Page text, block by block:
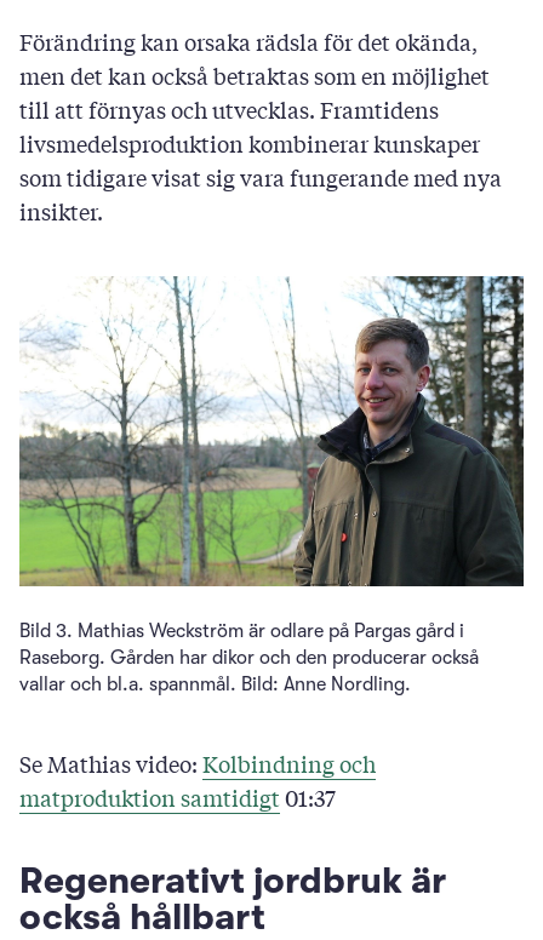
Förändring kan orsaka rädsla för det okända,
men det kan också betraktas som en möjlighet
till att förnyas och utvecklas. Framtidens
livsmedelsproduktion kombinerar kunskaper
som tidigare visat sig vara fungerande med nya
insikter.
Bild 3. Mathias Weckström är odlare på Pargas gård i
Raseborg. Gården har dikor och den producerar också
vallar och bl.a. spannmål. Bild: Anne Nordling.
Se Mathias video:Kolbindning och
matproduktion samtidigt01:37
Regenerativt jordbruk är
också hållbart